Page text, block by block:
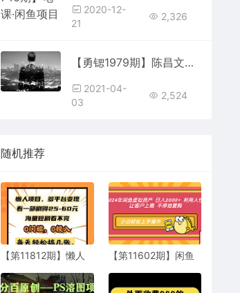
2020-12-
21
2,326
【勇锶1979期】陈昌文创业 创业就是搞流量
2021-04-
03
2,524
随机推荐
【第11812期】懒人
看一部剧得25~60，
【第11602期】闲鱼